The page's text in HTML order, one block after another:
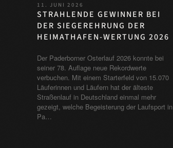
11. JUNI 2026
STRAHLENDE GEWINNER BEI
DER SIEGEREHRUNG DER
HEIMATHAFEN-WERTUNG 2026
Der Paderborner Osterlauf 2026 konnte bei
seiner 78. Auflage neue Rekordwerte
verbuchen. Mit einem Starterfeld von 15.070
Läuferinnen und Läufern hat der älteste
Straßenlauf in Deutschland einmal mehr
gezeigt, welche Begeisterung der Laufsport in
Pa…